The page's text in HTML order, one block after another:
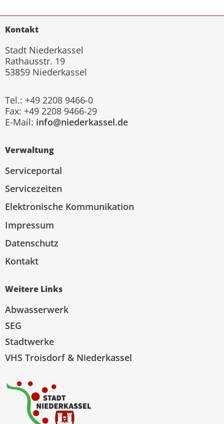
Kontakt
Stadt Niederkassel
Rathausstr. 19
53859 Niederkassel
Tel.: +49 2208 9466-0
Fax: +49 2208 9466-29
E-Mail: info@niederkassel.de
Verwaltung
Serviceportal
Servicezeiten
Elektronische Kommunikation
Impressum
Datenschutz
Kontakt
Weitere Links
Abwasserwerk
SEG
Stadtwerke
VHS Troisdorf & Niederkassel